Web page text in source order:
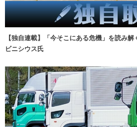
【独自連載】「今そこにある危機」を読み
ビニシウス氏